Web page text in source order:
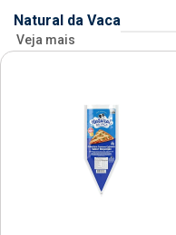
Natural da Vaca
Veja mais